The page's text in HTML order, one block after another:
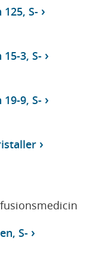
S-
3, S-
9, S-
S-